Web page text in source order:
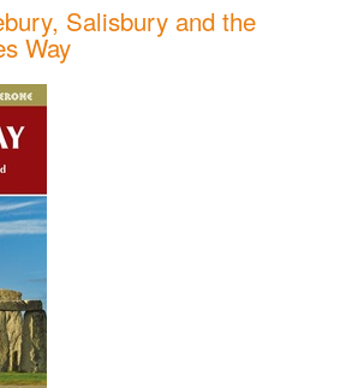
Salisbury and the
Way